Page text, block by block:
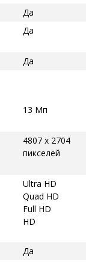
Да
Да
Да
13 Мп
4807 x 2704
пикселей
Ultra HD
Quad HD
Full HD
HD
Да